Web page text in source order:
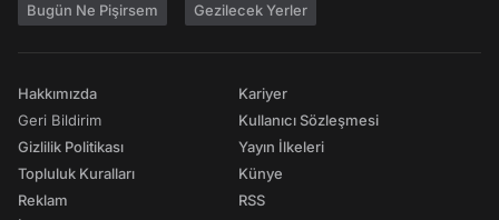
Bugün Ne Pişirsem Gezilecek Yerler
Hakkımızda
Geri Bildirim
Gizlilik Politikası
Topluluk Kuralları
Reklam
Kariyer
Kullanıcı Sözleşmesi
Yayın İlkeleri
Künye
RSS